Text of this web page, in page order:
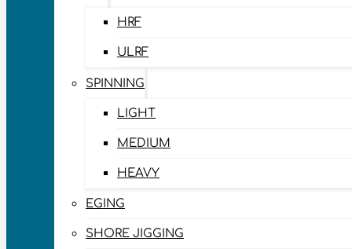
HRF
ULRF
SPINNING
LIGHT
MEDIUM
HEAVY
EGING
SHORE JIGGING